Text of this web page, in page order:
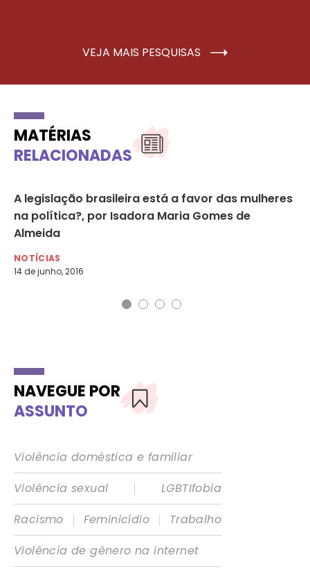
VEJA MAIS PESQUISAS
MATÉRIAS
RELACIONADAS
A legislação brasileira está a favor das mulheres
na política?, por Isadora Maria Gomes de
Almeida
NOTÍCIAS
14 de junho, 2016
NAVEGUE POR
ASSUNTO
Violência doméstica e familiar
Violência sexual
|
LGBTIfobia
Racismo
| Feminicídio |
Trabalho
Violência de gênero na internet